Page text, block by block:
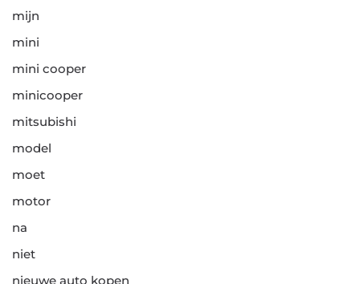
mijn
mini
mini cooper
minicooper
mitsubishi
model
moet
motor
na
niet
nieuwe auto kopen